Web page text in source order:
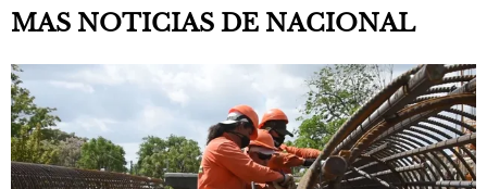
MAS NOTICIAS DE NACIONAL